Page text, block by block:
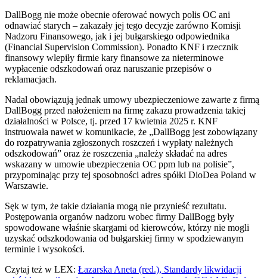
DallBogg nie może obecnie oferować nowych polis OC ani
odnawiać starych – zakazały jej tego decyzje zarówno Komisji
Nadzoru Finansowego, jak i jej bułgarskiego odpowiednika
(Financial Supervision Commission). Ponadto KNF i rzecznik
finansowy wlepiły firmie kary finansowe za nieterminowe
wypłacenie odszkodowań oraz naruszanie przepisów o
reklamacjach.
Nadal obowiązują jednak umowy ubezpieczeniowe zawarte z firmą
DallBogg przed nałożeniem na firmę zakazu prowadzenia takiej
działalności w Polsce, tj. przed 17 kwietnia 2025 r. KNF
instruowała nawet w komunikacie, że „DallBogg jest zobowiązany
do rozpatrywania zgłoszonych roszczeń i wypłaty należnych
odszkodowań” oraz że roszczenia „należy składać na adres
wskazany w umowie ubezpieczenia OC ppm lub na polisie”,
przypominając przy tej sposobności adres spółki DioDea Poland w
Warszawie.
Sęk w tym, że takie działania mogą nie przynieść rezultatu.
Postępowania organów nadzoru wobec firmy DallBogg były
spowodowane właśnie skargami od kierowców, którzy nie mogli
uzyskać odszkodowania od bułgarskiej firmy w spodziewanym
terminie i wysokości.
Czytaj też w LEX: Łazarska Aneta (red.), Standardy likwidacji